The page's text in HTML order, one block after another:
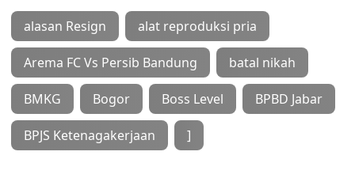
alasan Resign alat reproduksi pria
Arema FC Vs Persib Bandung batal nikah
BMKG Bogor Boss Level BPBD Jabar
BPJS Ketenagakerjaan ]